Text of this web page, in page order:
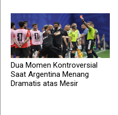
Dua Momen Kontroversial
Saat Argentina Menang
Dramatis atas Mesir